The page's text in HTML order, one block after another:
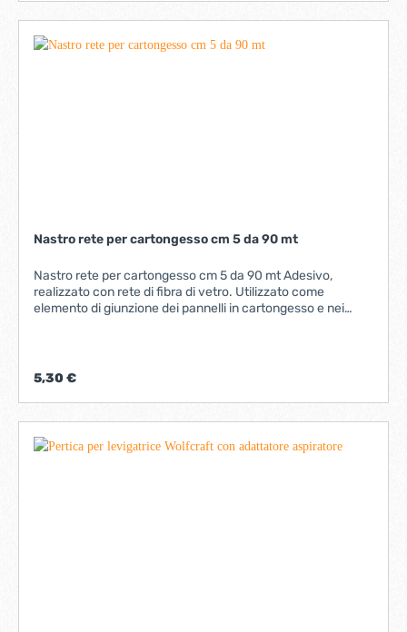
Nastro rete per cartongesso cm 5 da 90 mt
Nastro rete per cartongesso cm 5 da 90 mt Adesivo,
realizzato con rete di fibra di vetro. Utilizzato come
elemento di giunzione dei pannelli in cartongesso e nei
5,30 €